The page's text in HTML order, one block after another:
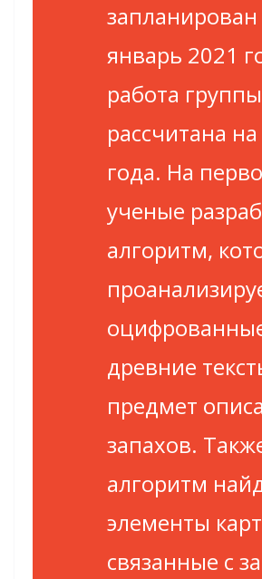
запланирован
январь 2021
работа группы
рассчитана
года. На
ученые
алгоритм,
древние
предмет
запахов.
алгоритм
элементы
связанные с